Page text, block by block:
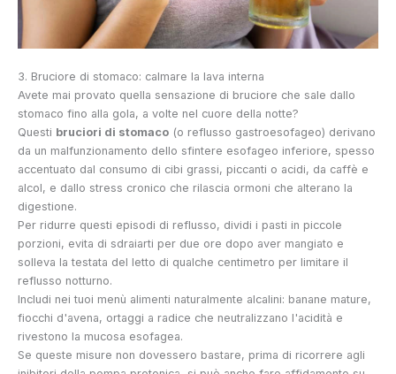
3. Bruciore di stomaco: calmare la lava interna
Avete mai provato quella sensazione di bruciore che sale dallo
stomaco fino alla gola, a volte nel cuore della notte?
Questi bruciori di stomaco (o reflusso gastroesofageo) derivano
da un malfunzionamento dello sfintere esofageo inferiore, spesso
accentuato dal consumo di cibi grassi, piccanti o acidi, da caffè e
alcol, e dallo stress cronico che rilascia ormoni che alterano la
digestione.
Per ridurre questi episodi di reflusso, dividi i pasti in piccole
porzioni, evita di sdraiarti per due ore dopo aver mangiato e
solleva la testata del letto di qualche centimetro per limitare il
reflusso notturno.
Includi nei tuoi menù alimenti naturalmente alcalini: banane mature,
fiocchi d'avena, ortaggi a radice che neutralizzano l'acidità e
rivestono la mucosa esofagea.
Se queste misure non dovessero bastare, prima di ricorrere agli